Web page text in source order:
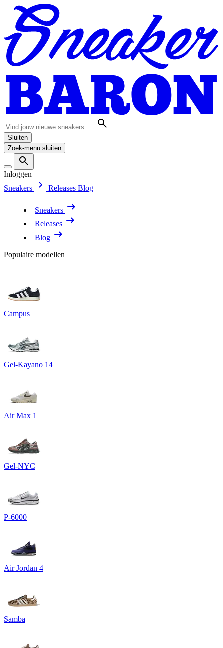
Sluiten
Zoek-menu sluiten
Inloggen
Sneakers
Releases Blog
Sneakers
Releases
Blog
Populaire modellen
Campus
Gel-Kayano 14
Air Max 1
Gel-NYC
P-6000
Air Jordan 4
Samba